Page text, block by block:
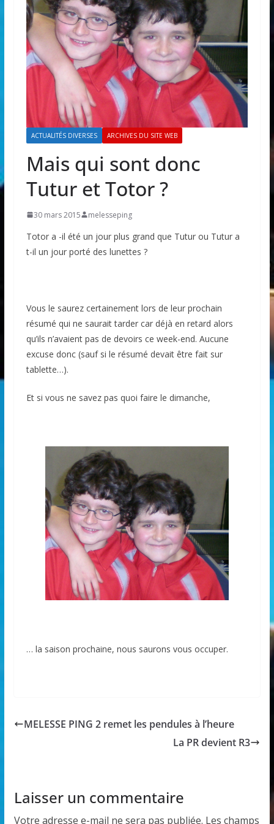
ACTUALITÉS DIVERSES ARCHIVES DU SITE WEB
Mais qui sont donc
Tutur et Totor ?
30 mars 2015 melesseping
Totor a -il été un jour plus grand que Tutur ou Tutur a
t-il un jour porté des lunettes ?
Vous le saurez certainement lors de leur prochain
résumé qui ne saurait tarder car déjà en retard alors
qu’ils n’avaient pas de devoirs ce week-end. Aucune
excuse donc (sauf si le résumé devait être fait sur
tablette…).
Et si vous ne savez pas quoi faire le dimanche,
… la saison prochaine, nous saurons vous occuper.
MELESSE PING 2 remet les pendules à l’heure
La PR devient R3
Laisser un commentaire
Votre adresse e-mail ne sera pas publiée. Les champs